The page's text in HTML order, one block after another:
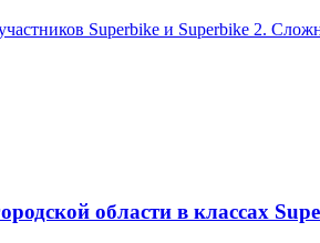
Superbike и Superbike 2.
области в классах